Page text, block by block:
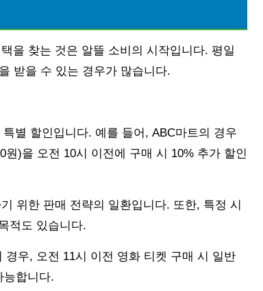
을 찾는 것은 알뜰 소비의 시작입니다. 평일
받을 수 있는 경우가 많습니다.
별 할인입니다. 예를 들어, ABC마트의 경우
)을 오전 10시 이전에 구매 시 10% 추가 할인
위한 판매 전략의 일환입니다. 또한, 특정 시
적도 있습니다.
우, 오전 11시 이전 영화 티켓 구매 시 일반
능합니다.